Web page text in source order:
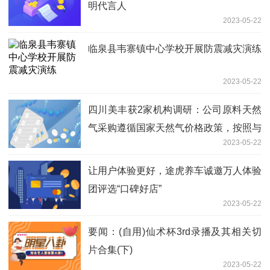
明代言人
2023-05-22
临泉县韦寨镇中心学校开展防震减灾演练
2023-05-22
四川美丰获2家机构调研：公司原料天然
气采购遵循国家天然气价格政策，按照与
供应方签订的年度合同执行，如遇价格调
整会及时更新合同（附调研问答） 天天
时讯
2023-05-22
让用户体验更好，途虎养车诚邀万人体验
团评选“口碑好店”
2023-05-22
要闻：(自用)仙术杯3rd录播及其相关切
片合集(下)
2023-05-22